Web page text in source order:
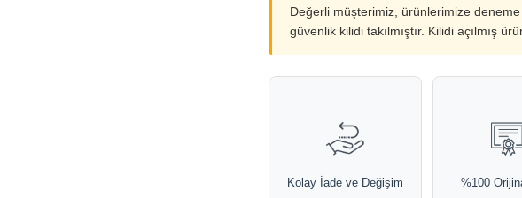
Değerli müşterimiz, ürünlerimize
güvenlik kilidi takılmıştır. Kilidi açılmış
Kolay İade ve Değişim %100